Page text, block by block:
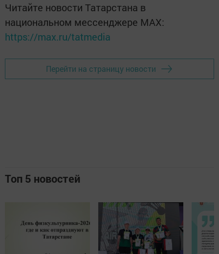
Читайте новости Татарстана в
национальном мессенджере MАХ:
https://max.ru/tatmedia
Перейти на страницу новости
Топ 5 новостей